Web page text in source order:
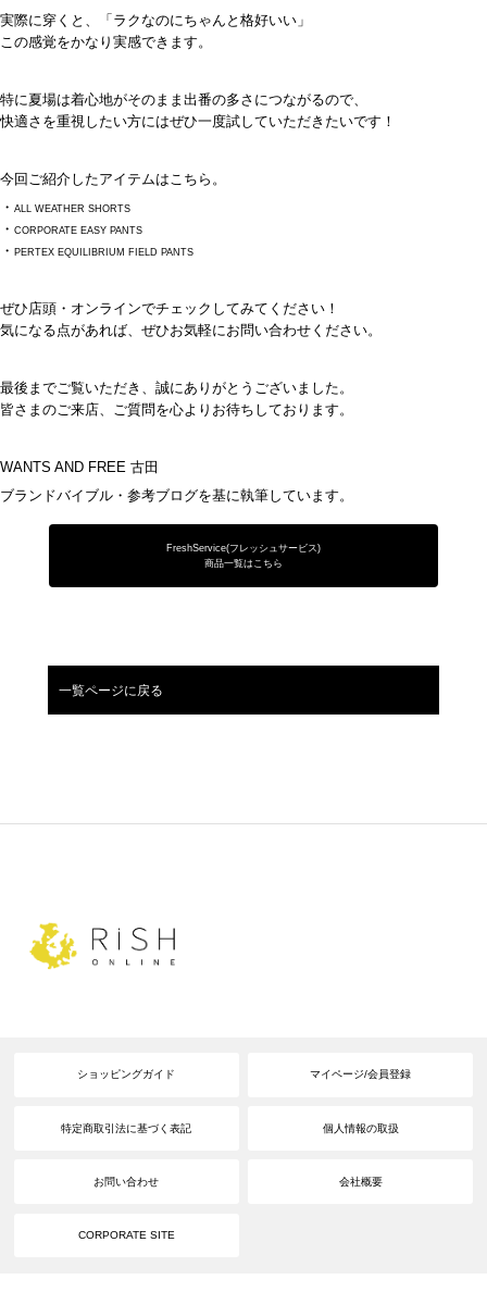
実際に穿くと、「ラクなのにちゃんと格好いい」
この感覚をかなり実感できます。
特に夏場は着心地がそのまま出番の多さにつながるので、
快適さを重視したい方にはぜひ一度試していただきたいです！
今回ご紹介したアイテムはこちら。
・ ALL WEATHER SHORTS
・ CORPORATE EASY PANTS
・ PERTEX EQUILIBRIUM FIELD PANTS
ぜひ店頭・オンラインでチェックしてみてください！
気になる点があれば、ぜひお気軽にお問い合わせください。
最後までご覧いただき、誠にありがとうございました。
皆さまのご来店、ご質問を心よりお待ちしております。
WANTS AND FREE 古田
ブランドバイブル・参考ブログを基に執筆しています。
FreshService(フレッシュサービス)
商品一覧はこちら
一覧ページに戻る
ショッピングガイド マイページ/会員登録
特定商取引法に基づく表記 個人情報の取扱
お問い合わせ 会社概要
CORPORATE SITE